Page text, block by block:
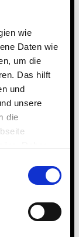
wie
Daten wie
um die
Das hilft
und
unsere
die